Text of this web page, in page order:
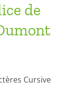
de
Cursive